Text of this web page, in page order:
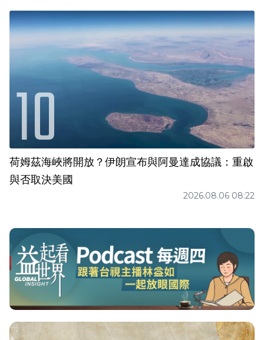
荷姆茲海峽將開放？伊朗宣布與阿曼達成協議：重啟
與否取決美國
2026.08.06 08:22